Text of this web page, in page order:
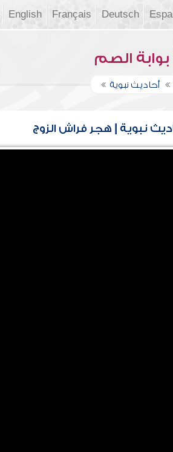
Deutsch
Français
English
بوابة الصم
أحاديث نبوية
نبوية | هجر فراش الزوج